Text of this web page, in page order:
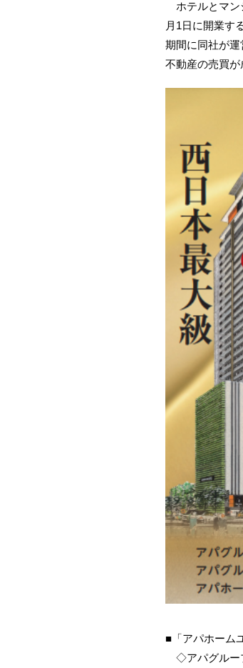
ホテルとマン
月1日に開業す
期間に同社が
不動産の売買が
■「アパホーム
◇アパグルー